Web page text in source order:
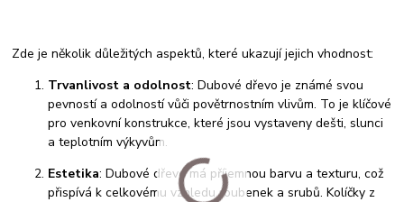
Zde je několik důležitých aspektů, které ukazují jejich vhodnost:
Trvanlivost a odolnost: Dubové dřevo je známé svou
pevností a odolností vůči povětrnostním vlivům. To je klíčové
pro venkovní konstrukce, které jsou vystaveny dešti, slunci
a teplotním výkyvům.
Estetika: Dubové dřevo má příjemnou barvu a texturu, což
přispívá k celkovému vzhledu roubenek a srubů. Kolíčky z